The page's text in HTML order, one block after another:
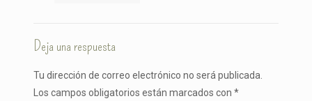
Deja una respuesta
Tu dirección de correo electrónico no será publicada.
Los campos obligatorios están marcados con *